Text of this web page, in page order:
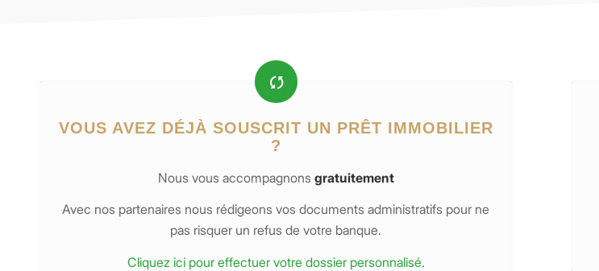
VOUS AVEZ DÉJÀ SOUSCRIT UN PRÊT IMMOBILIER
?
Nous vous accompagnons gratuitement
Avec nos partenaires nous rédigeons vos documents administratifs pour ne
pas risquer un refus de votre banque.
Cliquez ici pour effectuer votre dossier personnalisé.